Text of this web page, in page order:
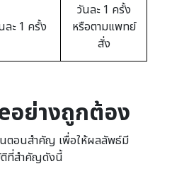
ละ 1 ครั้ง
วันละ 1 ครั้ง
หรือตามแพทย์
สั่ง
ย่างถูกต้อง
นตอนสำคัญ เพื่อให้ผลลัพธ์มี
ติที่สำคัญดังนี้